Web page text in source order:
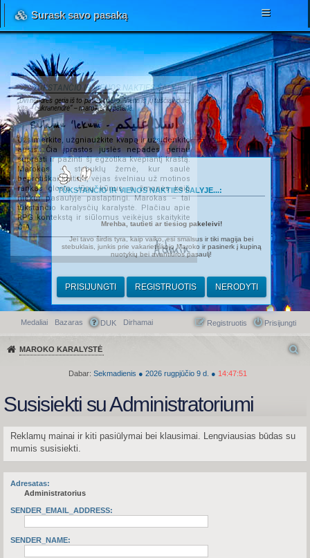
Surask savo pasaką
TŪKSTANČIO IR VIENOS NAKTIES ŠALYJE...
„Dvi nendrės geria iš to paties upelio. Viena iš jų tuščiavidurė,
kita – cukranendrė“ – marokiečių patarlė.
Salamu 'lekum - اسلا عليكم
Užsimerkite, užgniaužkite kvapą ir užsidenkite
ausis. Čia įprastos juslės nepadės geriau
suprasti ir pažinti šį egzotika kvepiantį kraštą.
Marokas – stebuklų žemė, kur saulė
beprotiškai kaitina, vėjas švelniau už motinos
rankas glosto Jūsų kūnus, o žmonės kaip
niekur pasaulyje paslaptingi. Marokas – tai
tūkstančio karalysčių karalystė. Plačiau apie
RPG kontekstą ir siūlomus veikėjus skaitykite
ČIA.
Admin
Greitasis meniu
Medaliai Bazaras DUK Dirhamai Prisijungti
Registruotis
MAROKO KARALYSTĖ
Dabar: Sekmadienis ● 2026 rugpjūčio 9 d. ● 14:47:51
TŪKSTANČIO IR VIENOS NAKTIES ŠALYJE...:
Mrehba, tautieti ar tiesiog pakeleivi!
Jei tavo širdis tyra, kaip vaiko, esi smalsus ir tiki magija bei
stebuklais, junkis prie vakarietiškojo Maroko ir pasinerk į kupiną
nuotykių bei avantiūros pasaulį!
PRISIJUNGTI REGISTRUOTIS NERODYTI
Susisiekti su Administratoriumi
Reklamų mainai ir kiti pasiūlymai bei klausimai. Lengviausias būdas su
mumis susisiekti.
Adresatas:
Administratorius
SENDER_EMAIL_ADDRESS:
SENDER_NAME: